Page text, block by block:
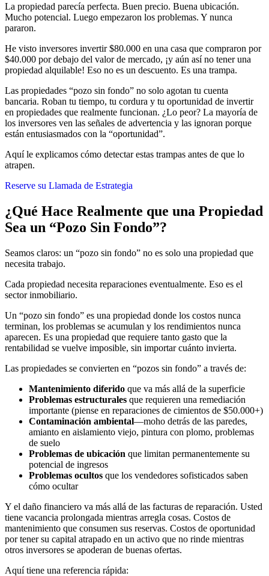
La propiedad parecía perfecta. Buen precio. Buena ubicación.
Mucho potencial. Luego empezaron los problemas. Y nunca
pararon.
He visto inversores invertir $80.000 en una casa que compraron por
$40.000 por debajo del valor de mercado, ¡y aún así no tener una
propiedad alquilable! Eso no es un descuento. Es una trampa.
Las propiedades “pozo sin fondo” no solo agotan tu cuenta
bancaria. Roban tu tiempo, tu cordura y tu oportunidad de invertir
en propiedades que realmente funcionan. ¿Lo peor? La mayoría de
los inversores ven las señales de advertencia y las ignoran porque
están entusiasmados con la “oportunidad”.
Aquí le explicamos cómo detectar estas trampas antes de que lo
atrapen.
Reserve su Llamada de Estrategia
¿Qué Hace Realmente que una Propiedad
Sea un “Pozo Sin Fondo”?
Seamos claros: un “pozo sin fondo” no es solo una propiedad que
necesita trabajo.
Cada propiedad necesita reparaciones eventualmente. Eso es el
sector inmobiliario.
Un “pozo sin fondo” es una propiedad donde los costos nunca
terminan, los problemas se acumulan y los rendimientos nunca
aparecen. Es una propiedad que requiere tanto gasto que la
rentabilidad se vuelve imposible, sin importar cuánto invierta.
Las propiedades se convierten en “pozos sin fondo” a través de:
Mantenimiento diferido que va más allá de la superficie
Problemas estructurales que requieren una remediación
importante (piense en reparaciones de cimientos de $50.000+)
Contaminación ambiental—moho detrás de las paredes,
amianto en aislamiento viejo, pintura con plomo, problemas
de suelo
Problemas de ubicación que limitan permanentemente su
potencial de ingresos
Problemas ocultos que los vendedores sofisticados saben
cómo ocultar
Y el daño financiero va más allá de las facturas de reparación. Usted
tiene vacancia prolongada mientras arregla cosas. Costos de
mantenimiento que consumen sus reservas. Costos de oportunidad
por tener su capital atrapado en un activo que no rinde mientras
otros inversores se apoderan de buenas ofertas.
Aquí tiene una referencia rápida: